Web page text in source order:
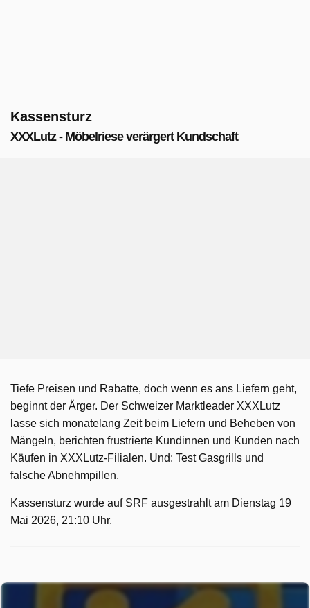
Kassensturz
XXXLutz - Möbelriese verärgert Kundschaft
Tiefe Preisen und Rabatte, doch wenn es ans Liefern geht,
beginnt der Ärger. Der Schweizer Marktleader XXXLutz
lasse sich monatelang Zeit beim Liefern und Beheben von
Mängeln, berichten frustrierte Kundinnen und Kunden nach
Käufen in XXXLutz-Filialen. Und: Test Gasgrills und
falsche Abnehmpillen.
Kassensturz wurde auf SRF ausgestrahlt am Dienstag 19
Mai 2026, 21:10 Uhr.